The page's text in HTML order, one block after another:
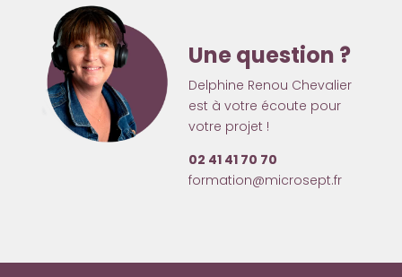
Une question ?
Delphine Renou Chevalier
est à votre écoute pour
votre projet !
02 41 41 70 70
formation@microsept.fr